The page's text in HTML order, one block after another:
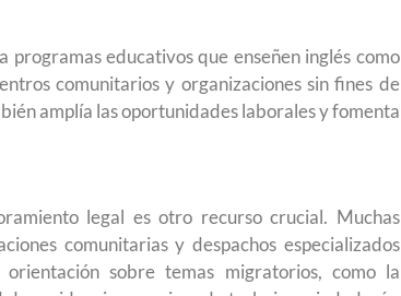
programas educativos que enseñen inglés como
comunitarios y organizaciones sin fines de
amplía las oportunidades laborales y fomenta
legal es otro recurso crucial. Muchas
comunitarias y despachos especializados
orientación sobre temas migratorios, como la